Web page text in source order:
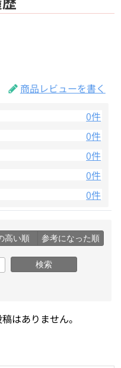
商品レビューを書く
0件
0件
0件
0件
0件
高い順 参考になった順
検索
はありません。